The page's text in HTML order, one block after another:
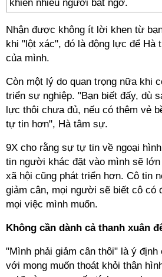
khiến nhiều người bất ngờ.
Nhận được không ít lời khen từ
khi "lột xác", đó là động lực để Hà
của mình.
Còn một lý do quan trọng nữa khi
triển sự nghiệp. "Bạn biết đấy, dù
lực thôi chưa đủ, nếu có thêm vẻ
tự tin hơn", Hà tâm sự.
9X cho rằng sự tự tin về ngoại
tin người khác đặt vào mình sẽ
xã hội cũng phát triển hơn. Cô tin
giảm cân, mọi người sẽ biết cô có
mọi việc mình muốn.
Không cần dành cả thanh xuân
"Mình phải giảm cân thôi" là ý định
với mong muốn thoát khỏi thân